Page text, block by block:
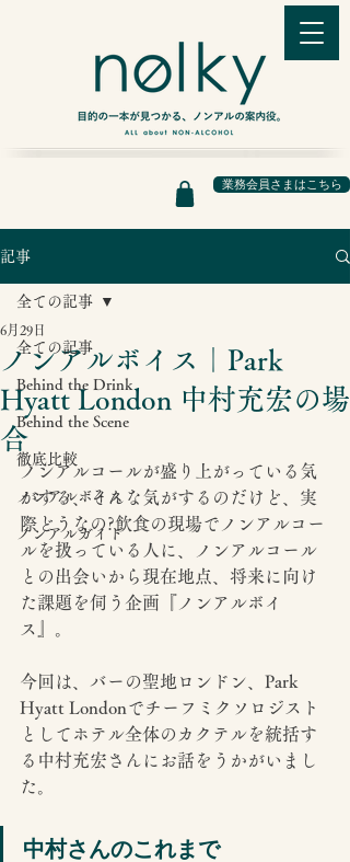
業務会員さまはこちら
記事
全ての記事
Behind the Drink
Behind the Scene
徹底比較
ノンアルボイス
ノンアルガイド
全ての記事
ノンアルボイス｜Park
Hyatt London 中村充宏の場
合
6月29日
ノンアルコールが盛り上がっている気
がする、そんな気がするのだけど、実
際どうなの?飲食の現場でノンアルコー
ルを扱っている人に、ノンアルコール
との出会いから現在地点、将来に向け
た課題を伺う企画『ノンアルボイ
ス』。
今回は、バーの聖地ロンドン、Park
Hyatt Londonでチーフミクソロジスト
としてホテル全体のカクテルを統括す
る中村充宏さんにお話をうかがいまし
た。
中村さんのこれまで